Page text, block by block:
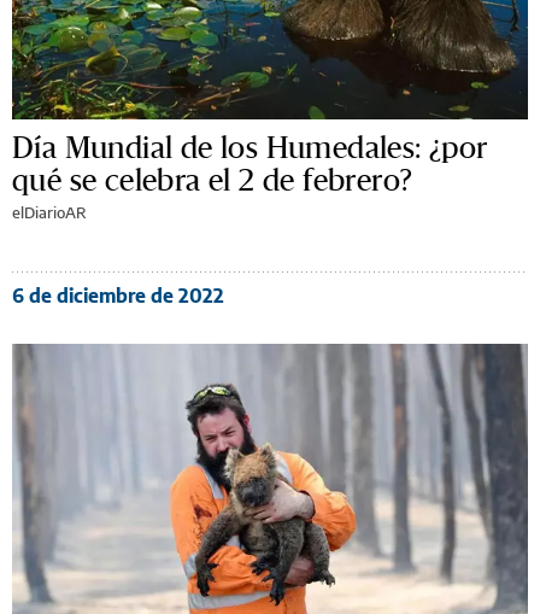
Día Mundial de los Humedales: ¿por
qué se celebra el 2 de febrero?
elDiarioAR
6 de diciembre de 2022